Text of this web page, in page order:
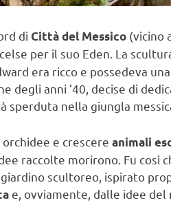
di Città del Messico (vicino
per il suo Eden. La
era ricco e possedeva
degli anni ’40, decise di
sperduta nella giungla
e crescere animali
raccolte morirono. Fu così
scultoreo, ispirato
e, ovviamente, dalle idee